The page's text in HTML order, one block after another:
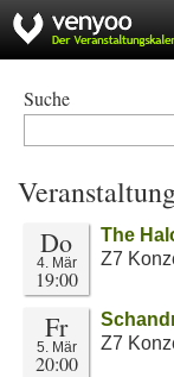
Suche
Do
4. Mär
19:00
The
Z7
Fr
5. Mär
20:00
Z7